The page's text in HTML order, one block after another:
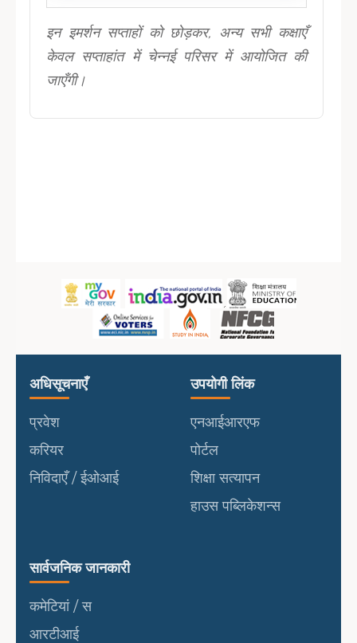
इन इमर्शन सप्ताहों को छोड़कर, अन्य सभी कक्षाएँ
केवल सप्ताहांत में चेन्नई परिसर में आयोजित की
जाएँगी।
उपयोगी लिंक
अधिसूचनाएँ
प्रवेश
करियर
निविदाएँ / ईओआई
पोर्टल
उपयोगी लिंक
एनआईआरएफ
पोर्टल
शिक्षा सत्यापन
हाउस पब्लिकेशन्स
सार्वजनिक जानकारी
सार्वजनिक जानकारी
कमेटियां / स
आरटीआई